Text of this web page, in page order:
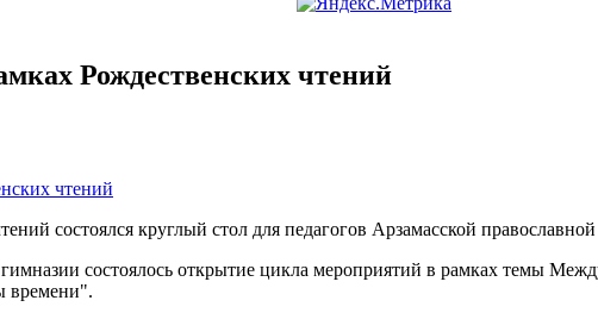
Рождественских чтений
состоялся круглый стол для педагогов Арзамасской
гимназии состоялось открытие цикла мероприятий в рамках темы
времени".